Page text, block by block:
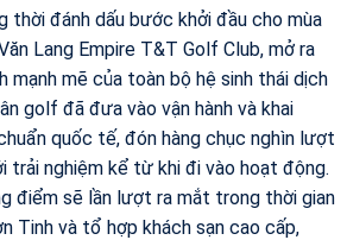
thời đánh dấu bước khởi đầu cho mùa
Lang Empire T&T Golf Club, mở ra
mạnh mẽ của toàn bộ hệ sinh thái dịch
golf đã đưa vào vận hành và khai
quốc tế, đón hàng chục nghìn lượt
trải nghiệm kể từ khi đi vào hoạt động.
điểm sẽ lần lượt ra mắt trong thời gian
Tinh và tổ hợp khách sạn cao cấp,